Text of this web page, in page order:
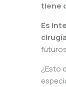
tiene
Es
¿Esto